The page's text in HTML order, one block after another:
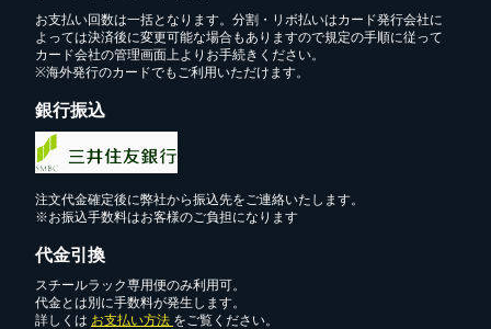
お支払い回数は一括となります。分割・リボ払いはカード発行会社に
よっては決済後に変更可能な場合もありますので規定の手順に従って
カード会社の管理画面上よりお手続きください。
※海外発行のカードでもご利用いただけます。
銀行振込
注文代金確定後に弊社から振込先をご連絡いたします。
※お振込手数料はお客様のご負担になります
代金引換
スチールラック専用便のみ利用可。
代金とは別に手数料が発生します。
詳しくは お支払い方法 をご覧ください。